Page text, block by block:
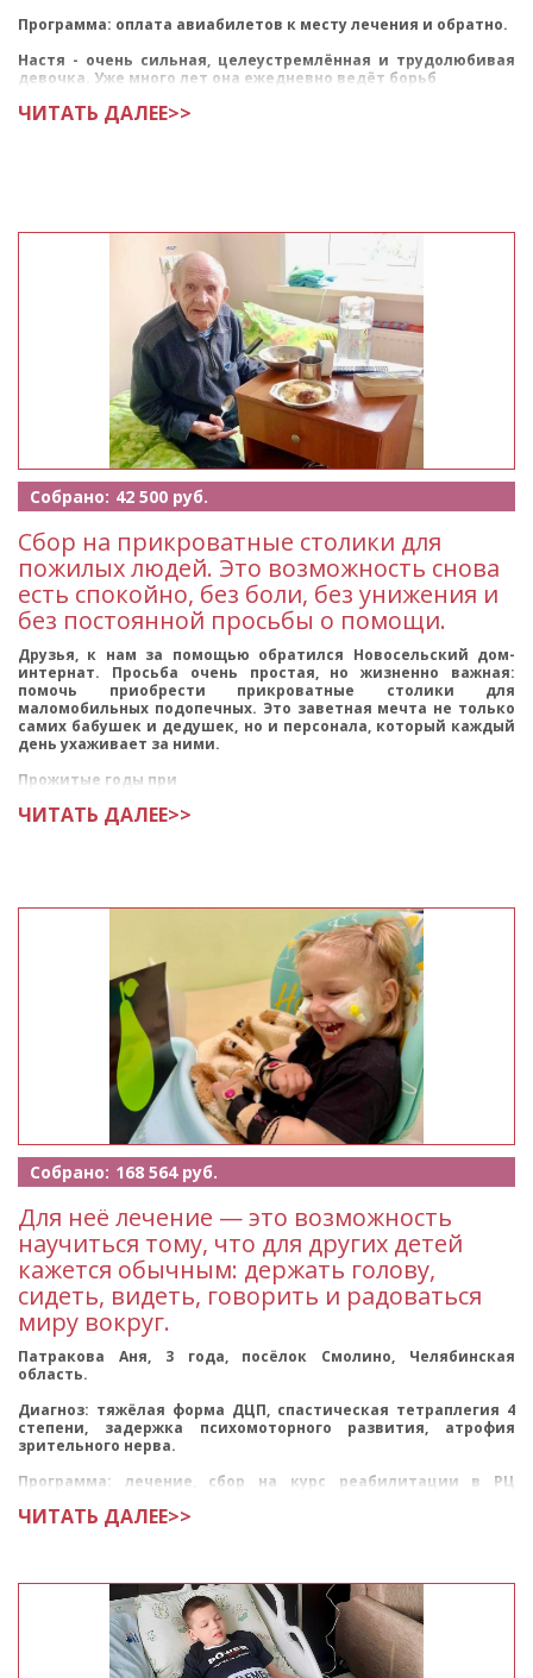
Программа: оплата авиабилетов к месту лечения и обратно.
Настя - очень сильная, целеустремлённая и трудолюбивая
девочка. Уже много лет она ежедневно ведёт борьб
ЧИТАТЬ ДАЛЕЕ>>
Собрано: 42 500 руб.
Сбор на прикроватные столики для
пожилых людей. Это возможность снова
есть спокойно, без боли, без унижения и
без постоянной просьбы о помощи.
Друзья, к нам за помощью обратился Новосельский дом-
интернат. Просьба очень простая, но жизненно важная:
помочь приобрести прикроватные столики для
маломобильных подопечных. Это заветная мечта не только
самих бабушек и дедушек, но и персонала, который каждый
день ухаживает за ними.
Прожитые годы при
ЧИТАТЬ ДАЛЕЕ>>
Собрано: 168 564 руб.
Для неё лечение — это возможность
научиться тому, что для других детей
кажется обычным: держать голову,
сидеть, видеть, говорить и радоваться
миру вокруг.
Патракова Аня, 3 года, посёлок Смолино, Челябинская
область.
Диагноз: тяжёлая форма ДЦП, спастическая тетраплегия 4
степени, задержка психомоторного развития, атрофия
зрительного нерва.
Программа: лечение, сбор на курс реабилитации в РЦ
ЧИТАТЬ ДАЛЕЕ>>